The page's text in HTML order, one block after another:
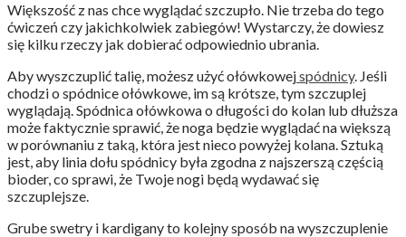
Większość z nas chce wyglądać szczupło. Nie trzeba do tego
ćwiczeń czy jakichkolwiek zabiegów! Wystarczy, że dowiesz
się kilku rzeczy jak dobierać odpowiednio ubrania.
Aby wyszczuplić talię, możesz użyć ołówkowejspódnicy. Jeśli
chodzi o spódnice ołówkowe, im są krótsze, tym szczuplej
wyglądają. Spódnica ołówkowa o długości do kolan lub dłuższa
może faktycznie sprawić, że noga będzie wyglądać na większą
w porównaniu z taką, która jest nieco powyżej kolana. Sztuką
jest, aby linia dołu spódnicy była zgodna z najszerszą częścią
bioder, co sprawi, że Twoje nogi będą wydawać się
szczuplejsze.
Grube swetry i kardigany to kolejny sposób na wyszczuplenie